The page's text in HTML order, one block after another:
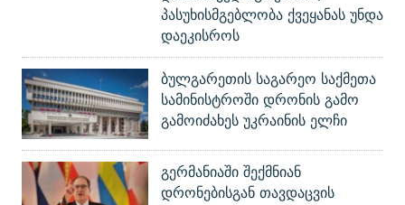
პასუხისმგებლობა ქვეყანას უნდა
დაეკისროს
ბულგარეთის საგარეო საქმეთა
სამინისტროში დრონის გამო
გამოიძახეს უკრაინის ელჩი
გერმანიაში შექმნიან
დრონებისგან თავდაცვის